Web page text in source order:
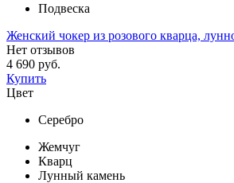
Подвеска
Женский чокер из розового кварца,
Нет отзывов
4 690 руб.
Купить
Цвет
Серебро
Жемчуг
Кварц
Лунный камень